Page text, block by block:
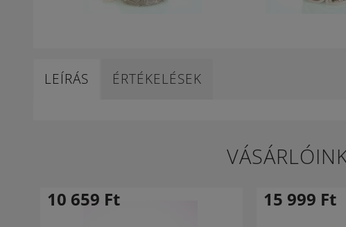
LEÍRÁS ÉRTÉKELÉSEK
10 659 Ft 15 999 Ft